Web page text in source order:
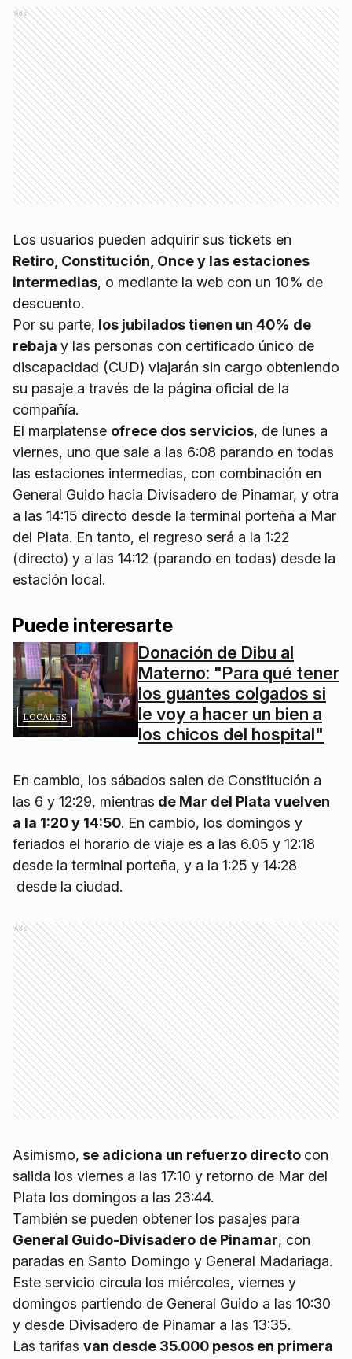
Ads
Los usuarios pueden adquirir sus tickets en
Retiro, Constitución, Once y las estaciones
intermedias, o mediante la web con un 10% de
descuento.
Por su parte, los jubilados tienen un 40% de
rebaja y las personas con certificado único de
discapacidad (CUD) viajarán sin cargo obteniendo
su pasaje a través de la página oficial de la
compañía.
El marplatense ofrece dos servicios, de lunes a
viernes, uno que sale a las 6:08 parando en todas
las estaciones intermedias, con combinación en
General Guido hacia Divisadero de Pinamar, y otra
a las 14:15 directo desde la terminal porteña a Mar
del Plata. En tanto, el regreso será a la 1:22
(directo) y a las 14:12 (parando en todas) desde la
estación local.
Puede interesarte
LOCALES
Donación de Dibu al
Materno: "Para qué tener
los guantes colgados si
le voy a hacer un bien a
los chicos del hospital"
En cambio, los sábados salen de Constitución a
las 6 y 12:29, mientras de Mar del Plata vuelven
a la 1:20 y 14:50. En cambio, los domingos y
feriados el horario de viaje es a las 6.05 y 12:18
desde la terminal porteña, y a la 1:25 y 14:28
desde la ciudad.
Ads
Asimismo, se adiciona un refuerzo directo con
salida los viernes a las 17:10 y retorno de Mar del
Plata los domingos a las 23:44.
También se pueden obtener los pasajes para
General Guido-Divisadero de Pinamar, con
paradas en Santo Domingo y General Madariaga.
Este servicio circula los miércoles, viernes y
domingos partiendo de General Guido a las 10:30
y desde Divisadero de Pinamar a las 13:35.
Las tarifas van desde 35.000 pesos en primera